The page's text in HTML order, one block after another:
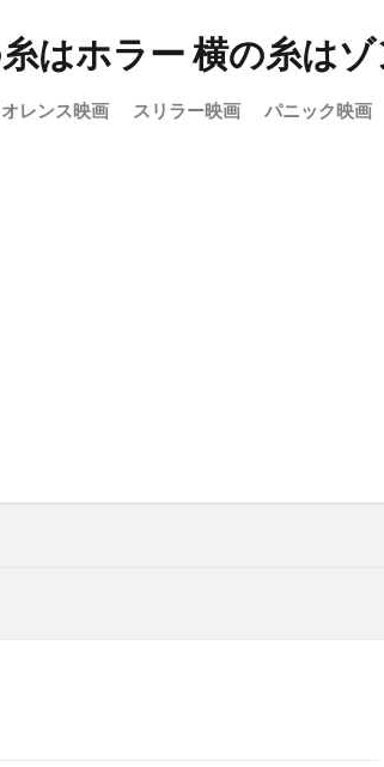
はホラー 横の糸は
レンス映画 スリラー映画 パニック映画